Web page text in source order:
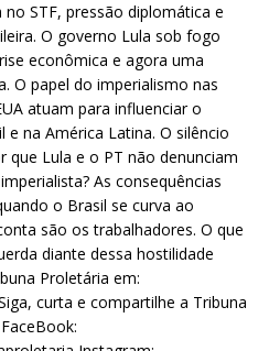
STF, pressão diplomática e
O governo Lula sob fogo
econômica e agora uma
O papel do imperialismo nas
atuam para influenciar o
na América Latina. O silêncio
que Lula e o PT não denunciam
As consequências
o Brasil se curva ao
são os trabalhadores. O que
diante dessa hostilidade
Proletária em:
curta e compartilhe a Tribuna